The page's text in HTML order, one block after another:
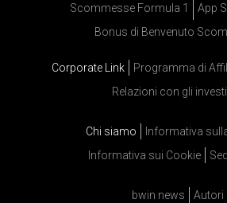
Scommesse Formula 1
App
Bonus di Benvenuto
Corporate Link Programma di
Relazioni con gli
Chi siamo
Informativa
Informativa sui Cookie
bwin news Autori